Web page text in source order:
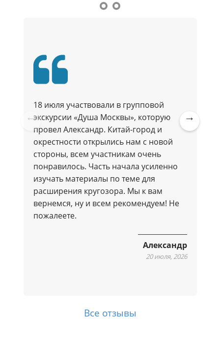
Pre
vio
us
18 июля участвовали в групповой
экскурсии «Душа Москвы», которую
провел Александр. Китай-город и
окрестности открылись нам с новой
стороны, всем участникам очень
понравилось. Часть начала усиленно
изучать материалы по теме для
расширения кругозора. Мы к вам
вернемся, ну и всем рекомендуем! Не
пожалеете.
Александр
20 июля, 2026
Ne
Все отзывы